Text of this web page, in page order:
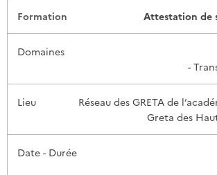
Attestation de
-
Réseau des GRETA de
Greta des